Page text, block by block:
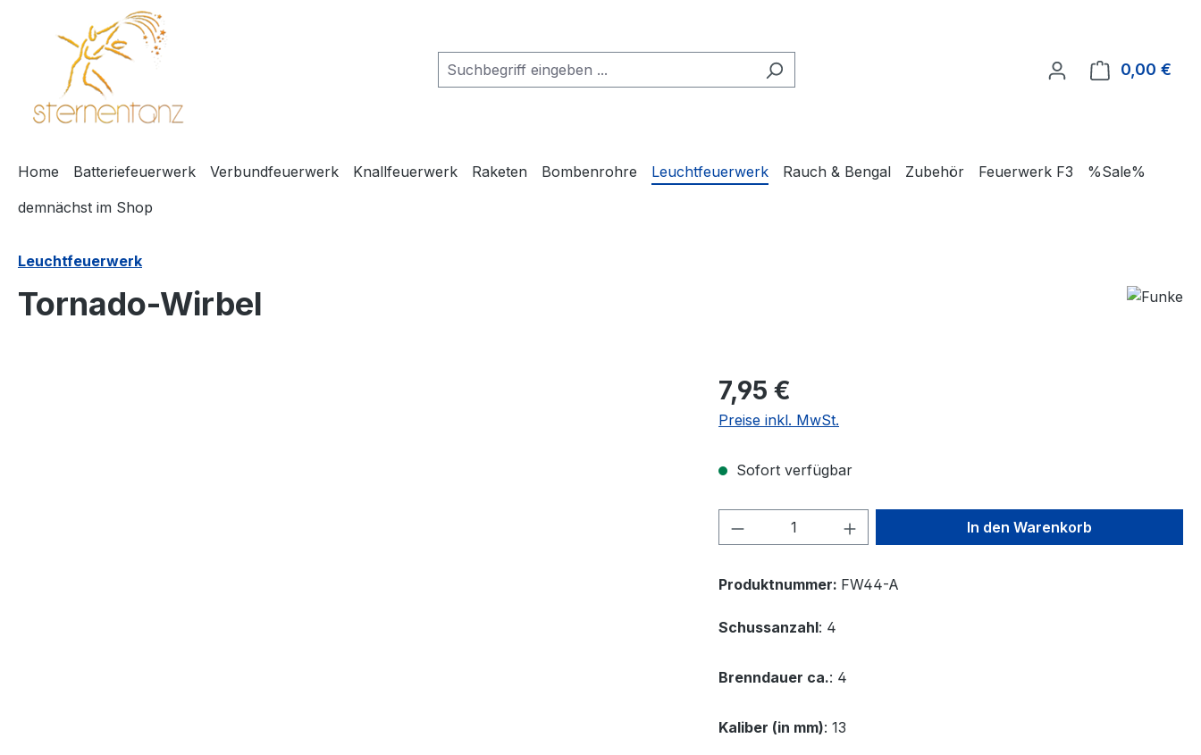
Zur Hauptnavigation springen
0,00 €
Home Batteriefeuerwerk Verbundfeuerwerk Knallfeuerwerk Raketen Bombenrohre Leuchtfeuerwerk Rauch & Bengal Zubehör Feuerwerk F3
%Sale%
demnächst im Shop
Leuchtfeuerwerk
Tornado-Wirbel
7,95 €
Preise inkl. MwSt.
Sofort verfügbar
Produkt Anzahl: Gib den gewünschten Wert
In den Warenkorb
Produktnummer: FW44-A
Schussanzahl: 4
Brenndauer ca.: 4
Kaliber (in mm): 13